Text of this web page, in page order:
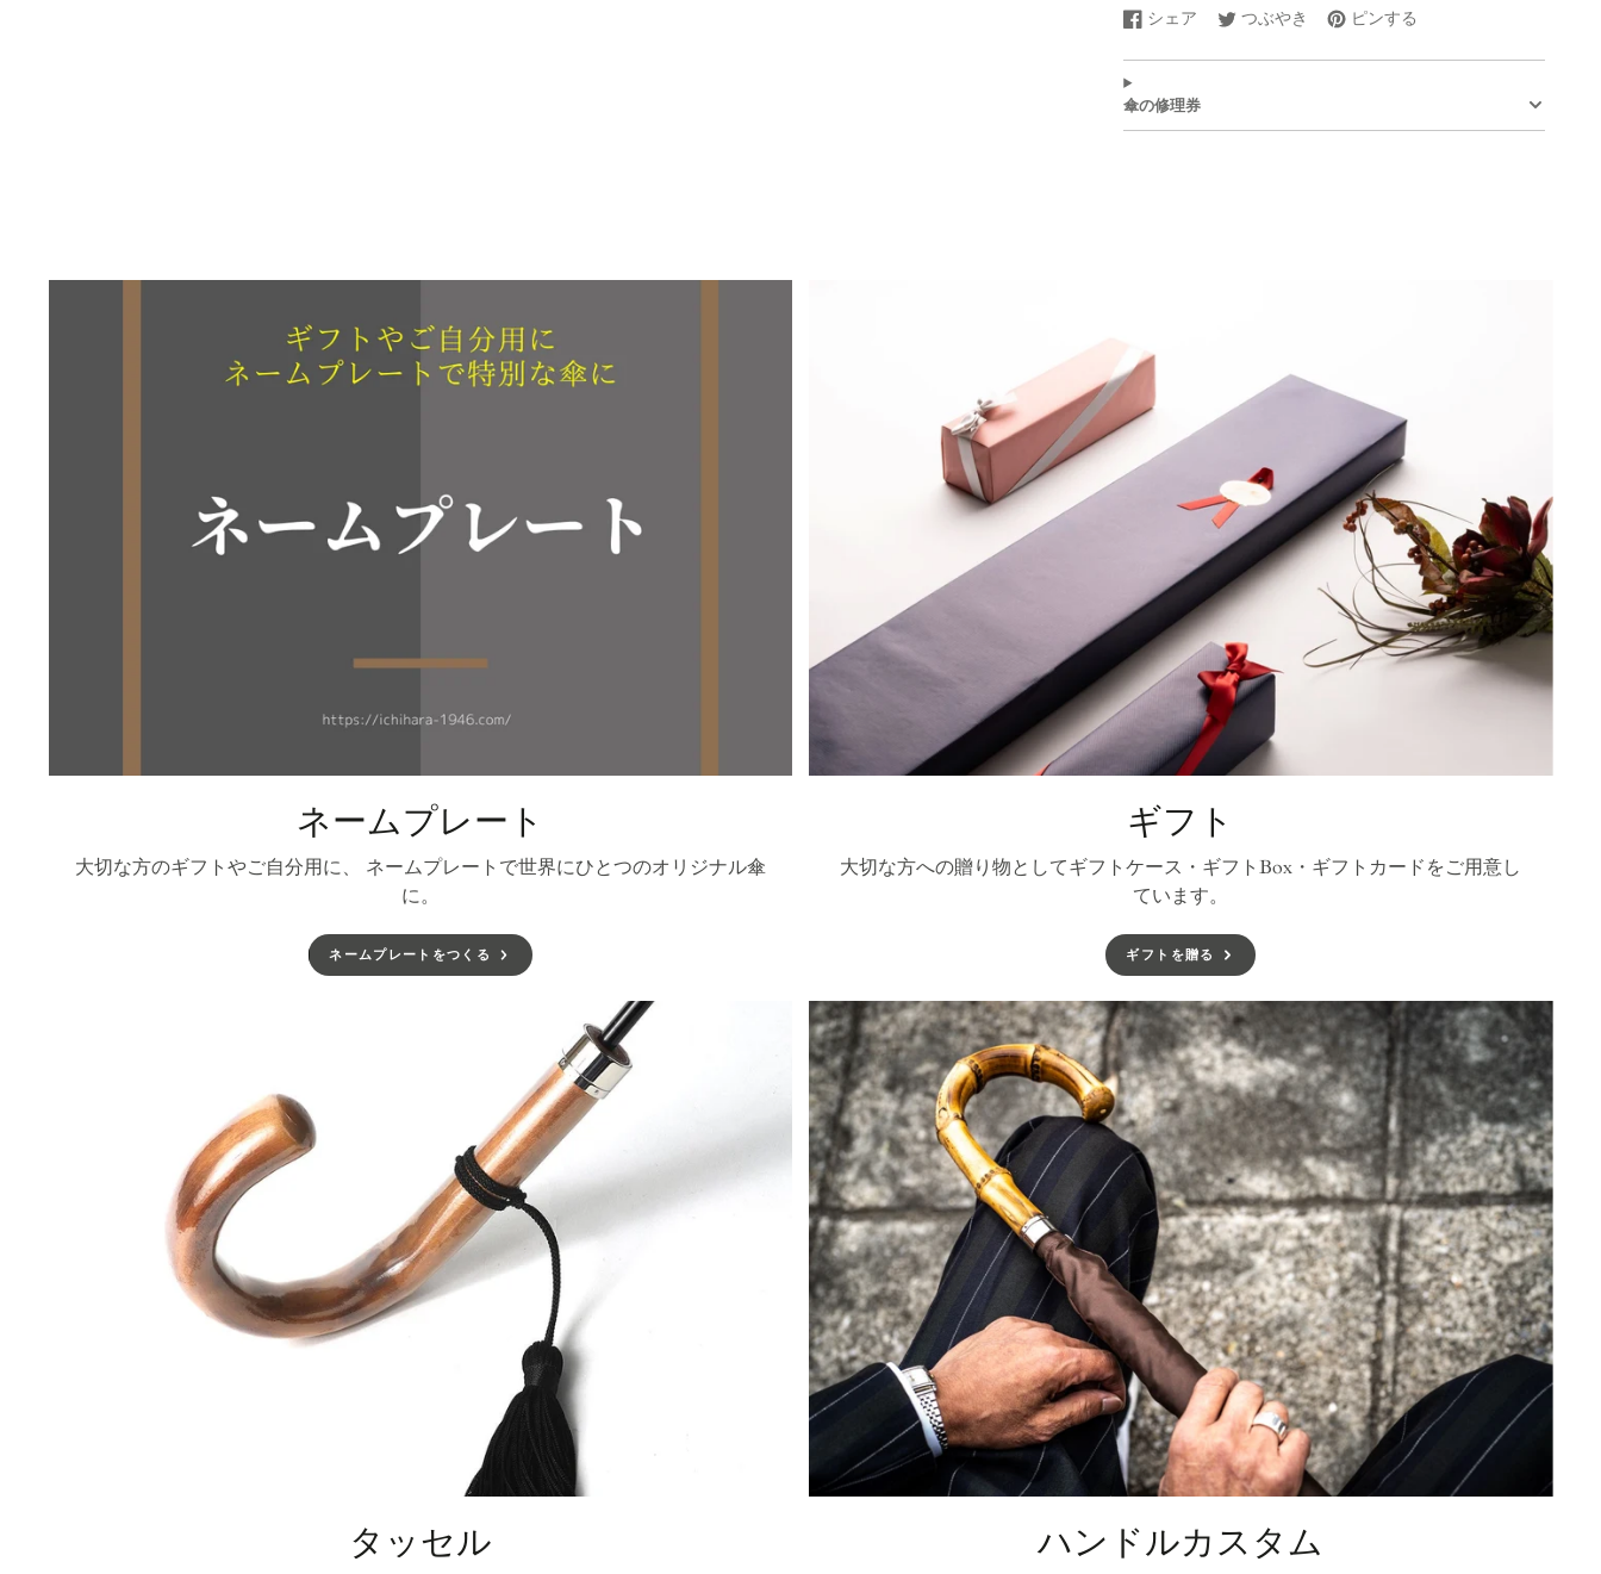
シェア
Facebook
シ
ェ
ア
新
い
ウ
ィ
つぶやき
Twitter
ー
新
ィ
ピンする
Pinterest
す
新
ィ
傘の修理券
ネームプレート
大切な方のギフトやご自分用に、 ネームプレートで世界にひとつのオリジナル傘
に。
ネームプレートをつくる
ギフト
大切な方への贈り物としてギフトケース・ギフトBox・ギフトカードをご用意し
ています。
ギフトを贈る
タッセル ハンドルカスタム